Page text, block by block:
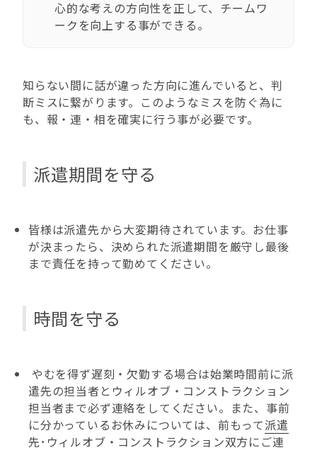
心的な考えの方向性を正して、チームワ
ークを向上する事ができる。
知らない間に話が違った方向に進んでいると、判
断ミスに繋がります。このようなミスを防ぐ為に
も、報・連・相を確実に行う事が必要です。
派遣期間を守る
皆様は派遣先から大変期待されています。お仕事
が決まったら、決められた派遣期間を厳守し最後
まで責任を持って勤めてください。
時間を守る
やむを得ず遅刻・欠勤する場合は始業時間前に派
遣先の担当者とウィルオブ・コンストラクション
担当者まで必ず連絡をしてください。また、事前
に分かっているお休みについては、前もって派遣
先･ウィルオブ・コンストラクション双方にご連